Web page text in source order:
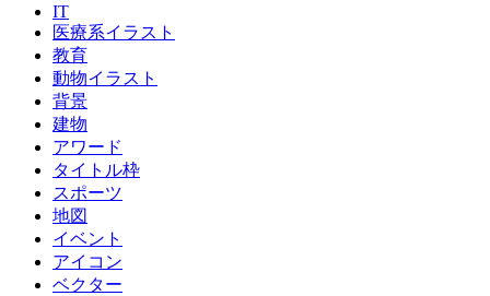
IT
医療系イラスト
教育
動物イラスト
背景
建物
アワード
タイトル枠
スポーツ
地図
イベント
アイコン
ベクター